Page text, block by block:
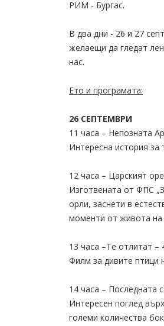
РИМ - Бургас.
В два дни - 26 и 27
желаещи да гледат
нас.
Ето и програмата:
26 СЕПТЕМВРИ
11 часа – Непозната
Интересна история за
12 часа – Царският
Изготвената от ФПС
орли, заснети в
моменти от живота на
13 часа –Те отлитат –
Филм за дивите птици
14 часа – Последната
Интересен поглед
големи количества